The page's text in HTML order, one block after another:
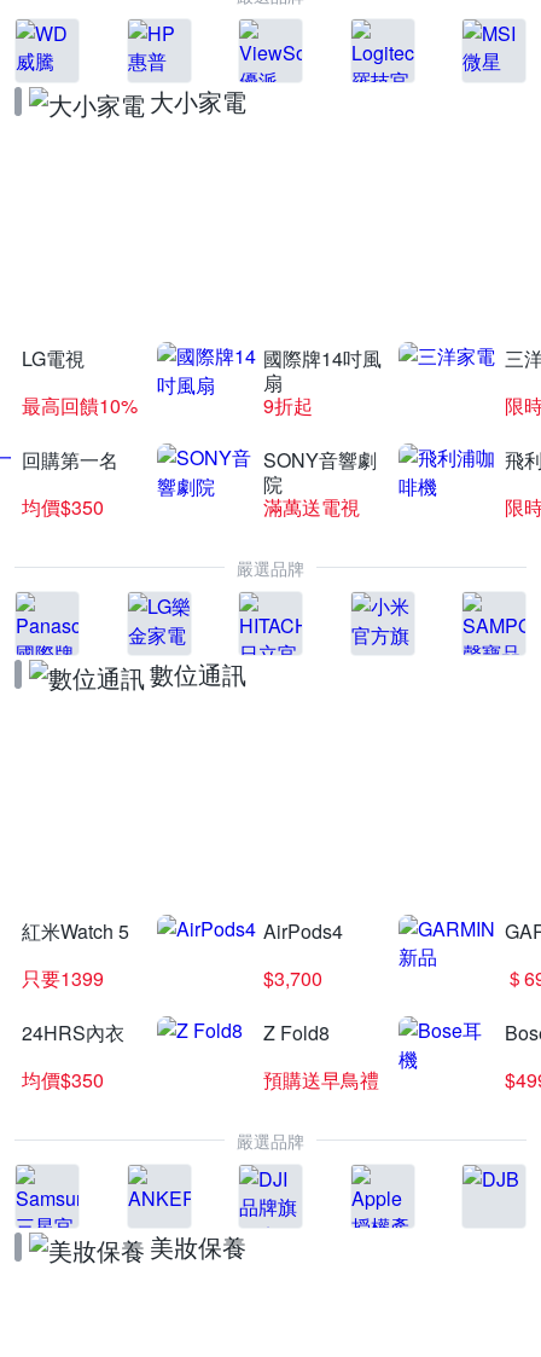
大小家電
LG電視
最高回饋10%
國際牌14吋風
扇
9折起
三
限
回購第一名
均價$350
SONY音響劇
院
滿萬送電視
飛
限
嚴選品牌
數位通訊
紅米Watch 5
只要1399
AirPods4
$3,700
＄
24HRS內衣
均價$350
Z Fold8
預購送早鳥禮
嚴選品牌
美妝保養